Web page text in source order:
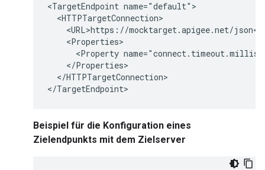
<TargetEndpoint name="default">
  <HTTPTargetConnection>
<URL>https://mocktarget.apigee.net/
    <Properties>
<Property
    </Properties>
  </HTTPTargetConnection>
</TargetEndpoint>
Beispiel für die Konfiguration eines
Zielendpunkts mit dem Zielserver